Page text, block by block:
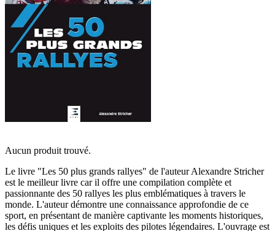
Aucun produit trouvé.
Le livre "Les 50 plus grands rallyes" de l'auteur Alexandre Stricher
est le meilleur livre car il offre une compilation complète et
passionnante des 50 rallyes les plus emblématiques à travers le
monde. L'auteur démontre une connaissance approfondie de ce
sport, en présentant de manière captivante les moments historiques,
les défis uniques et les exploits des pilotes légendaires. L'ouvrage est